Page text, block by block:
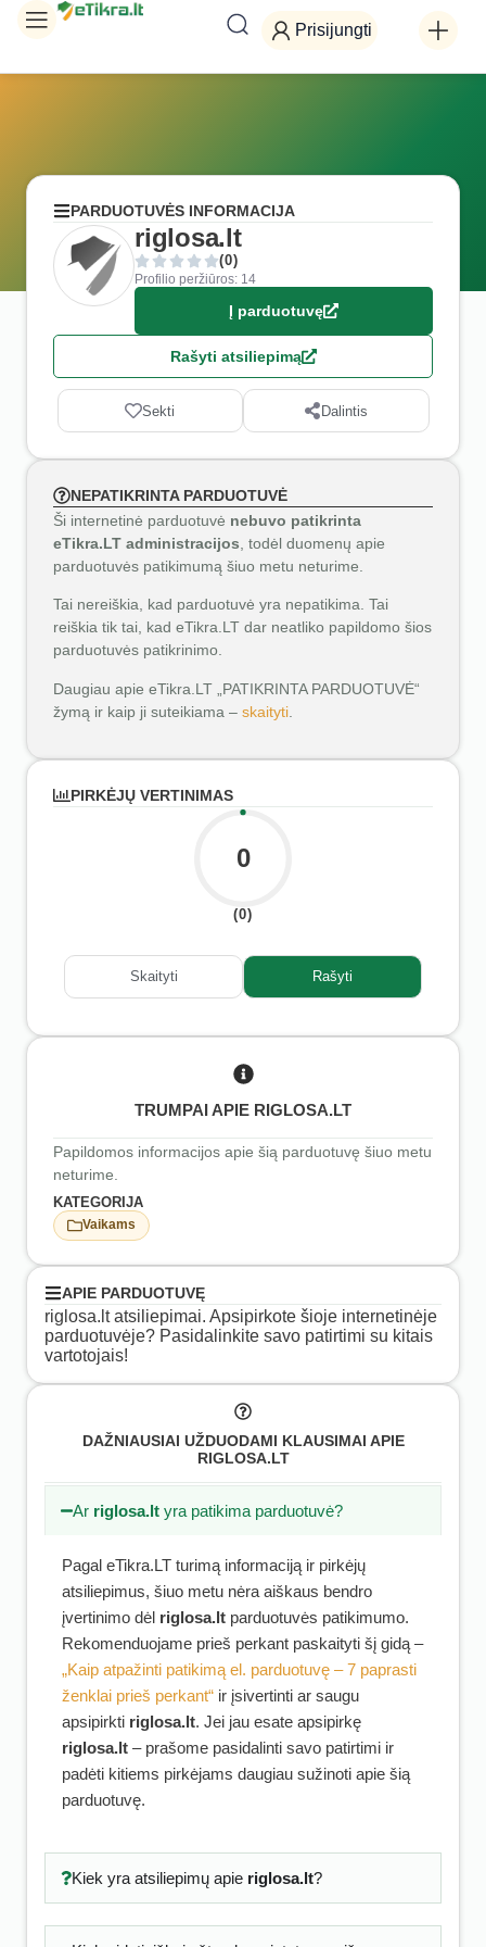
Prisijungti
PARDUOTUVĖS INFORMACIJA
riglosa.lt
(0)
Profilio peržiūros: 14
Į parduotuvę
Rašyti atsiliepimą
Sekti Dalintis
NEPATIKRINTA PARDUOTUVĖ
Ši internetinė parduotuvė nebuvo patikrinta
eTikra.LT administracijos , todėl duomenų apie
parduotuvės patikimumą šiuo metu neturime.
Tai nereiškia, kad parduotuvė yra nepatikima. Tai
reiškia tik tai, kad eTikra.LT dar neatliko papildomo šios
parduotuvės patikrinimo.
Daugiau apie eTikra.LT „PATIKRINTA PARDUOTUVĖ“
žymą ir kaip ji suteikiama – skaityti
PIRKĖJŲ VERTINIMAS
0
(0)
Skaityti Rašyti
TRUMPAI APIE RIGLOSA.LT
Papildomos informacijos apie šią parduotuvę šiuo metu
neturime.
KATEGORIJA
Vaikams
APIE PARDUOTUVĘ
riglosa.lt atsiliepimai. Apsipirkote šioje internetinėje
parduotuvėje? Pasidalinkite savo patirtimi su kitais
vartotojais!
DAŽNIAUSIAI UŽDUODAMI KLAUSIMAI APIE
RIGLOSA.LT
Ar riglosa.lt yra patikima parduotuvė?
Pagal eTikra.LT turimą informaciją ir pirkėjų
atsiliepimus, šiuo metu nėra aiškaus bendro
įvertinimo dėl riglosa.lt parduotuvės patikimumo.
Rekomenduojame prieš perkant paskaityti šį gidą –
„Kaip atpažinti patikimą el. parduotuvę – 7 paprasti
ženklai prieš perkant“ ir įsivertinti ar saugu
apsipirkti riglosa.lt. Jei jau esate apsipirkę
riglosa.lt – prašome pasidalinti savo patirtimi ir
padėti kitiems pirkėjams daugiau sužinoti apie šią
parduotuvę.
Kiek yra atsiliepimų apie riglosa.lt?